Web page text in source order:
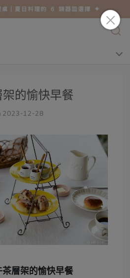
的愉快早餐
2023-12-28
茶層架的愉快早餐